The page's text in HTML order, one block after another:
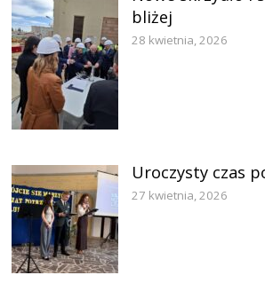
bliżej
28 kwietnia, 2026
Uroczysty czas
27 kwietnia, 2026